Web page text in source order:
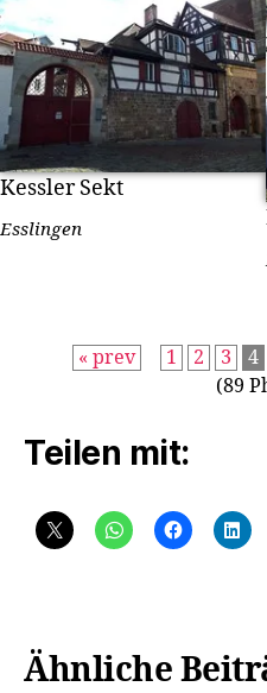
Kessler Sekt
Esslingen
« prev 1 2 3 4
(89
Teilen mit:
Ähnliche